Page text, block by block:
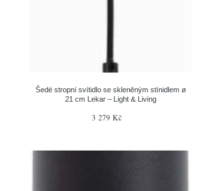
Šedé stropní svítidlo se skleněným stínidlem ø
21 cm Lekar – Light & Living
3 279 Kč